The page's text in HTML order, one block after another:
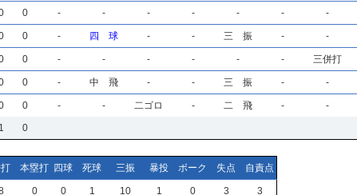
0 - - - - - - -
0 - 四 球 - - 三 振 - -
0 - - - - - - 三併打
0 - 中 飛 - - 三 振 - -
0 - - 二ゴロ - 二 飛 - -
1 0
本塁打 四球 死球 三振 暴投 ボーク 失点 自責点
0 0 1 10 1 0 3 3